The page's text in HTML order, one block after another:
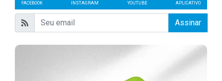
FACEBOOK INSTAGRAM YOUTUBE APLICATIVO
Assinar